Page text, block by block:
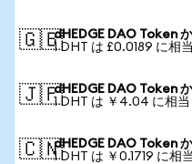
🇬🇧dHEDGE DAO Token
1 DHT は £0.0189 に相当
🇯🇵dHEDGE DAO Token
1 DHT は ￥4.04 に相当
🇨🇳dHEDGE DAO Token
1 DHT は ￥0.1719 に相当